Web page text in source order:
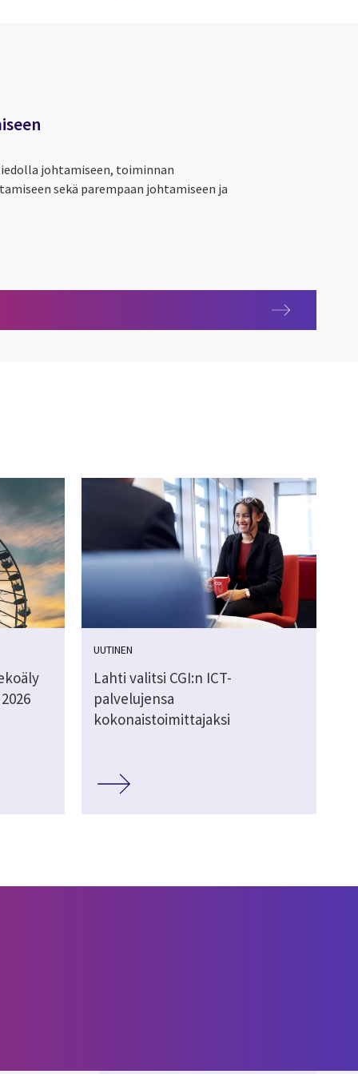
johtamiseen, toiminnan
sekä parempaan johtamiseen ja
UUTINEN
Lahti valitsi CGI:n ICT-
palvelujensa
kokonaistoimittajaksi